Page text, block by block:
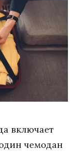
включает
чемодан